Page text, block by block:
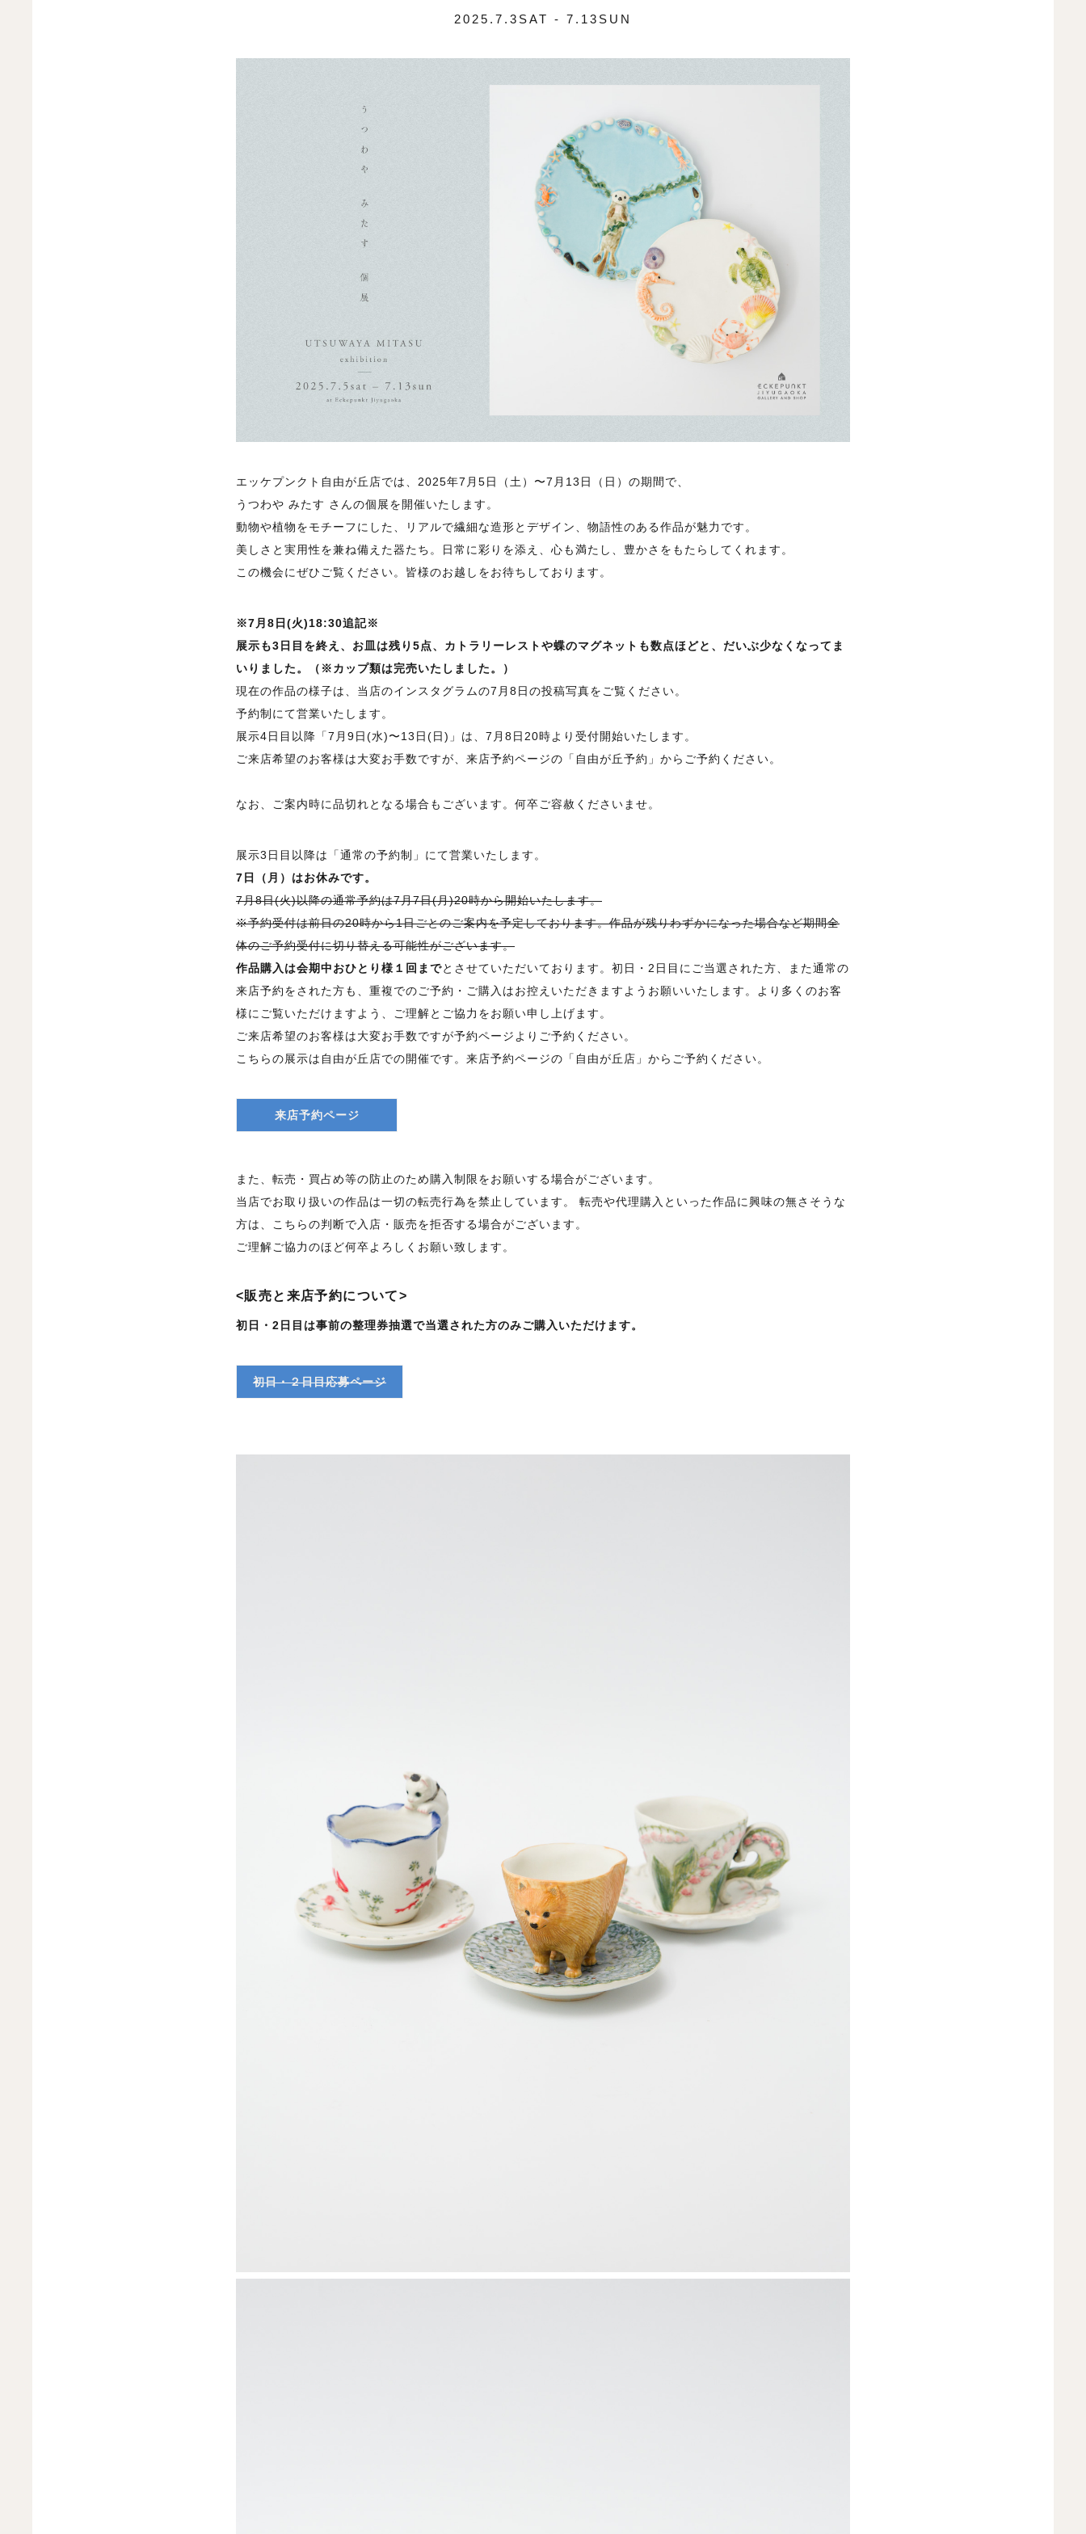
2025.7.3SAT - 7.13SUN
エッケプンクト自由が丘店では、2025年7月5日（土）〜7月13日（日）の期間で、
うつわや みたす さんの個展を開催いたします。
動物や植物をモチーフにした、リアルで繊細な造形とデザイン、物語性のある作品が魅力です。
美しさと実用性を兼ね備えた器たち。日常に彩りを添え、心も満たし、豊かさをもたらしてくれます。
この機会にぜひご覧ください。皆様のお越しをお待ちしております。
※7月8日(火)18:30追記※
展示も3日目を終え、お皿は残り5点、カトラリーレストや蝶のマグネットも数点ほどと、だいぶ少なくなってま
いりました。（※カップ類は完売いたしました。）
現在の作品の様子は、当店のインスタグラムの7月8日の投稿写真をご覧ください。
予約制にて営業いたします。
展示4日目以降「7月9日(水)〜13日(日)」は、7月8日20時より受付開始いたします。
ご来店希望のお客様は大変お手数ですが、来店予約ページの「自由が丘予約」からご予約ください。
なお、ご案内時に品切れとなる場合もございます。何卒ご容赦くださいませ。
展示3日目以降は「通常の予約制」にて営業いたします。
7日（月）はお休みです。
7月8日(火)以降の通常予約は7月7日(月)20時から開始いたします。
※予約受付は前日の20時から1日ごとのご案内を予定しております。作品が残りわずかになった場合など期間全
体のご予約受付に切り替える可能性がございます。
作品購入は会期中おひとり様１回までとさせていただいております。初日・2日目にご当選された方、また通常の
来店予約をされた方も、重複でのご予約・ご購入はお控えいただきますようお願いいたします。より多くのお客
様にご覧いただけますよう、ご理解とご協力をお願い申し上げます。
ご来店希望のお客様は大変お手数ですが予約ページよりご予約ください。
こちらの展示は自由が丘店での開催です。来店予約ページの「自由が丘店」からご予約ください。
来店予約ページ
また、転売・買占め等の防止のため購入制限をお願いする場合がございます。
当店でお取り扱いの作品は一切の転売行為を禁止しています。 転売や代理購入といった作品に興味の無さそうな
方は、こちらの判断で入店・販売を拒否する場合がございます。
ご理解ご協力のほど何卒よろしくお願い致します。
<販売と来店予約について>
初日・2日目は事前の整理券抽選で当選された方のみご購入いただけます。
初日・２日目応募ページ